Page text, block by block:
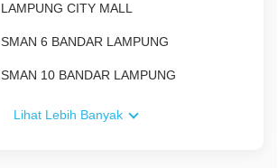
Menit dari LAMPUNG CITY MALL
Menit dari SMAN 6 BANDAR LAMPUNG
Menit dari SMAN 10 BANDAR LAMPUNG
Lihat Lebih Banyak